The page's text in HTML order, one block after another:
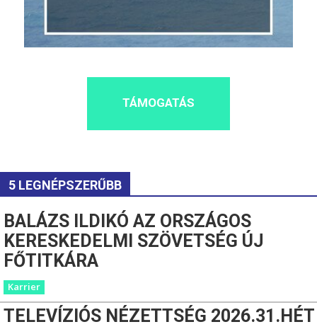
TÁMOGATÁS
5 LEGNÉPSZERŰBB
BALÁZS ILDIKÓ AZ ORSZÁGOS
KERESKEDELMI SZÖVETSÉG ÚJ
FŐTITKÁRA
Karrier
TELEVÍZIÓS NÉZETTSÉG 2026.31.HÉT